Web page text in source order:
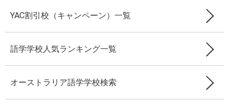
YAC割引校（キャンペーン）一覧
語学学校人気ランキング一覧
オーストラリア語学学校検索